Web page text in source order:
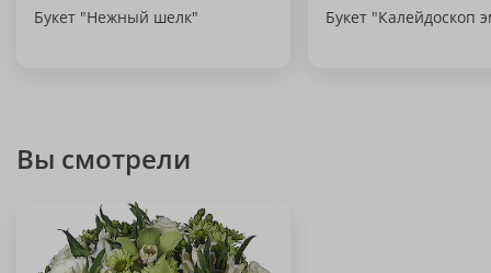
Букет "Нежный шелк" Букет "Калейдоскоп
Вы смотрели